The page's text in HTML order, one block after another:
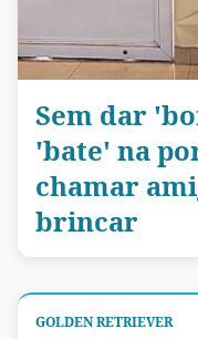
Sem dar
'bate' na
chamar
brincar
GOLDEN RETRIEVER